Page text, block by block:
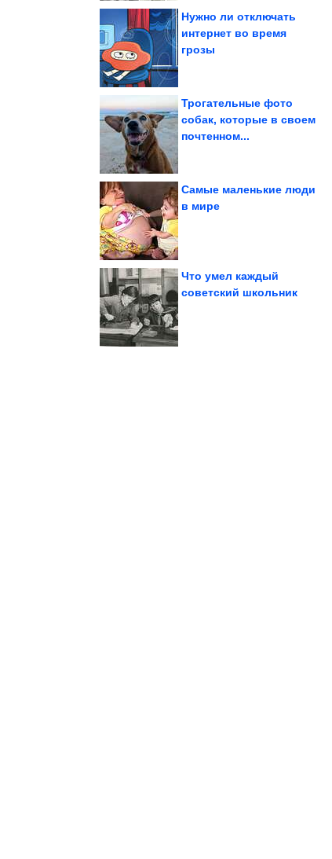
Нужно ли отключать
интернет во время
грозы
Трогательные фото
собак, которые в своем
почтенном...
Самые маленькие люди
в мире
Дворец Борромео —
Что умел каждый
советский школьник